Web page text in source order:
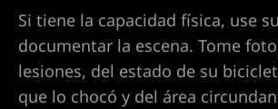
Si tiene la capacidad física, use
documentar la escena. Tome
lesiones, del estado de su
que lo chocó y del área